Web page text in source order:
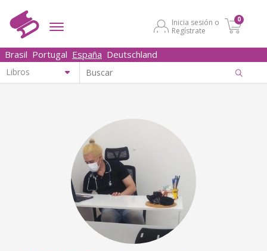
Inicia sesión o
Regístrate
0
Brasil Portugal España Deutschland